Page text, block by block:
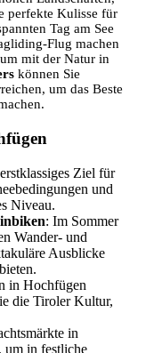
perfekte Kulisse für
Tag am See
Flug machen
mit der Natur in
können Sie
um das Beste
Ziel für
und
Niveau.
: Im Sommer
Wander- und
Ausblicke
in Hochfügen
die Tiroler Kultur,
in
um in festliche